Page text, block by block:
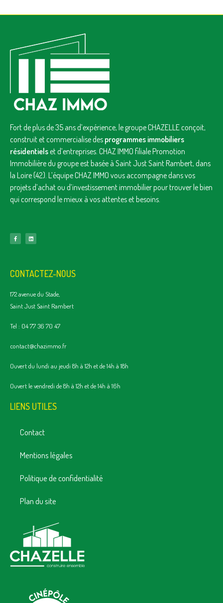
Fort de plus de 35 ans d’expérience, le groupe CHAZELLE conçoit,
construit et commercialise des programmes immobiliers
résidentielset d’entreprises. CHAZ IMMO filiale Promotion
Immobilière du groupe est basée à Saint Just Saint Rambert, dans
la Loire (42). L’équipe CHAZ IMMO vous accompagne dans vos
projets d’achat ou d’investissement immobilier pour trouver le bien
qui correspond le mieux à vos attentes et besoins.
CONTACTEZ-NOUS
172 avenue du Stade,
Saint Just Saint Rambert
Tel : 04 77 36 70 47
contact@chazimmo.fr
Ouvert du lundi au jeudi 8h à 12h et de 14h à 18h
Ouvert le vendredi de 8h à 12h et de 14h à 16h
LIENS UTILES
Contact
Mentions légales
Politique de confidentialité
Plan du site